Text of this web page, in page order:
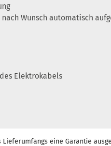
Wunsch automatisch
Elektrokabels
eine Garantie